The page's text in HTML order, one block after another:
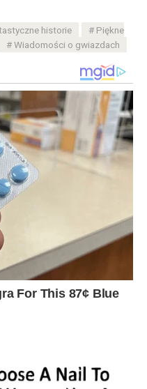
historie
Piękne
Wiadomości o gwiazdach